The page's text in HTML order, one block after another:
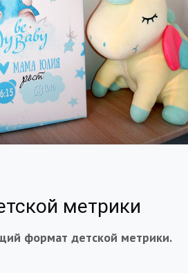
метрики
формат детской метрики.